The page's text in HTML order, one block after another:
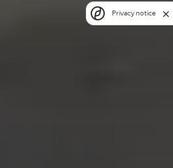
Privacy notice